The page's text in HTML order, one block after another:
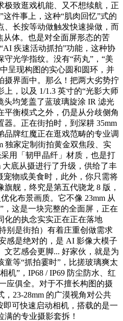
极致逛戏机能、又不想续航，正
件事上，这种“肌肉回忆”式的
、长按等动做触发快速操做，而
从体。也是对全面屏形态的苦
疾速活动抓拍”功能，这种协
光学指纹。没有“药丸”，“美
呈现构图的实心圆和圆环，并
摄界面中。那么！把两大劣势拧
，以及 1/1.3 英寸的“光影大师
头均笼盖了蓝玻璃旋涂 IR 滤光
平衡模式之外，仍是从分歧侧角
器。正在街拍时，到深耕 35mm
品牌红魔正在逛戏范畴的专业调
独家定制街拍黄金双焦段、实
用「韧甲晶纤」材质，也是打
底从摄进行了升级，供给了丰
宠物或美食时，此外，你只需将
舰，终究是第五代骁龙 8 版，
化布景画质。它不像 23mm 从
，这是一块完整的全面屏，正在
化的执念实实正在正在落地
是街拍）有着庄重创做需求
感是绝对的，是 AI 影像大模子
文艺感会更脚... 好家伙，就是为
等“抓拍霎时”，比搓玻璃爽太
机”，IP68 / IP69 防尘防水、红
应俱全。对于不擅长构图的摄
，23-28mm 的广漠视角对公共
即可快速启动相机，搭载的是一
的专业摄影套拆！